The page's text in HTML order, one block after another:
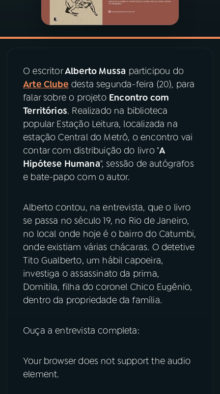
PODCASTS
07ÚLTIMAS
08PRÊMIO RÁDIO MEC
ACOMPANHE A RÁDIO MEC
YouTube Facebook
TikTok
O escritorAlberto Mussa participou do
Arte Clube desta segunda-feira (20), para
falar sobre o projeto Encontro com
Territórios. Realizado na biblioteca
popular Estação Leitura, localizada na
estação Central do Metrô, o encontro vai
contar com distribuição do livro "A
Hipótese Humana", sessão de autógrafos
e bate-papo com o autor.
Alberto contou, na entrevista, que o livro
se passa no século 19, no Rio de Janeiro,
no local onde hoje é o bairro do Catumbi,
onde existiam várias chácaras. O detetive
Tito Gualberto, um hábil capoeira,
investiga o assassinato da prima,
Domitila, filha do coronel Chico Eugênio,
dentro da propriedade da família.
Ouça a entrevista completa:
Your browser does not support the audio
element.